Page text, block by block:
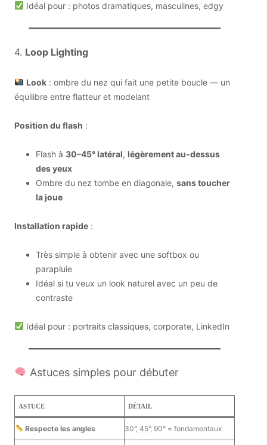
Idéal pour : photos dramatiques, masculines, edgy
4. Loop Lighting
Look: ombre du nez qui fait une petite boucle — un
équilibre entre flatteur et modelant
Position du flash :
Flash à 30–45° latéral, légèrement au-dessus
des yeux
Ombre du nez tombe en diagonale, sans toucher
la joue
Installation rapide :
Très simple à obtenir avec une softbox ou
parapluie
Idéal si tu veux un look naturel avec un peu de
contraste
Idéal pour : portraits classiques, corporate, LinkedIn
Astuces simples pour débuter
ASTUCE DÉTAIL
Respecte les angles 30°, 45°, 90° = fondamentaux